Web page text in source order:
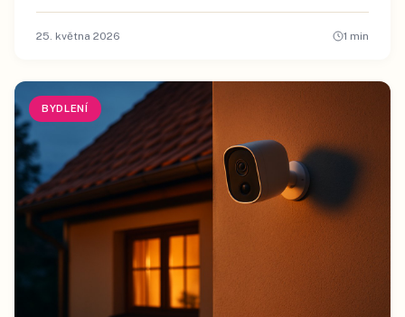
25. května 2026 1 min
BYDLENÍ